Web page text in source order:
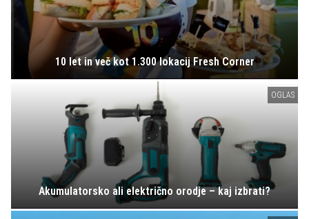
10 let in več kot 1.300 lokacij Fresh Corner
OGLAS
Akumulatorsko ali električno orodje – kaj izbrati?